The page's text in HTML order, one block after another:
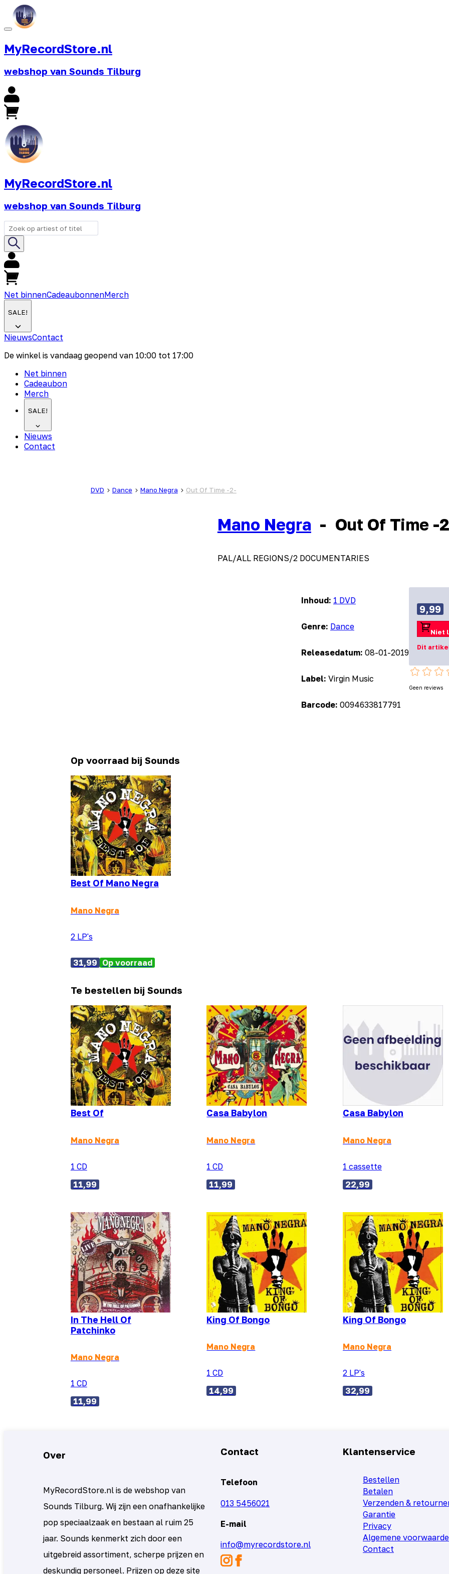
MyRecordStore.nl
webshop van Sounds Tilburg
MyRecordStore.nl
webshop van Sounds Tilburg
Net binnenCadeaubonnenMerch
SALE!
NieuwsContact
De winkel is vandaag geopend van 10:00 tot 17:00
Net binnen
Cadeaubon
Merch
SALE!
Nieuws
Contact
DVD Dance Mano Negra Out Of Time -2-
Mano Negra- Out Of Time -
PAL/ALL REGIONS/2 DOCUMENTARIES
Inhoud: 1 DVD
Genre: Dance
Releasedatum: 08-01-2019
Label: Virgin Music
Barcode: 0094633817791
9,99
Niet
Dit
Geen reviews
Op voorraad bij Sounds
Best Of Mano Negra
Mano Negra
2 LP's
31,99 Op voorraad
Te bestellen bij Sounds
Best Of
Mano Negra
1 CD
11,99
Casa Babylon
Mano Negra
1 CD
11,99
Casa Babylon
Mano Negra
1 cassette
22,99
In The Hell Of
Patchinko
Mano Negra
1 CD
11,99
King Of Bongo
Mano Negra
1 CD
14,99
King Of Bongo
Mano Negra
2 LP's
32,99
Over
MyRecordStore.nl is de webshop van
Sounds Tilburg. Wij zijn een onafhankelijke
pop speciaalzaak en bestaan al ruim 25
jaar. Sounds kenmerkt zich door een
uitgebreid assortiment, scherpe prijzen en
deskundig personeel. Prijzen op deze site
Contact
Telefoon
013 5456021
E-mail
info@myrecordstore.nl
Klantenservice
Bestellen
Betalen
Verzenden &
Garantie
Privacy
Algemene
Contact